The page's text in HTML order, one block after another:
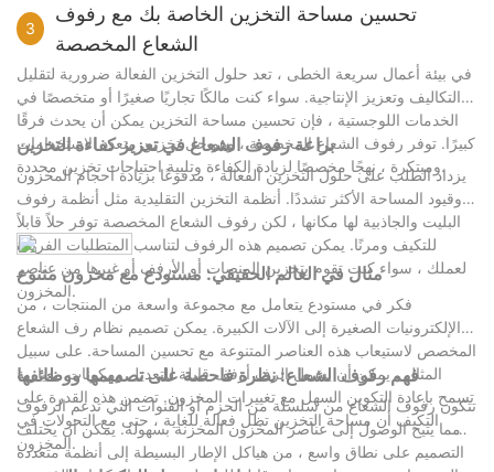
لشركات اللوجستيات التي تفكر في التفكير.
يمكن أن يؤدي دمج رفوف مكوك البليت في عمليات المستودع إلى تحويل
الطريقة التي تدير بها التخزين ، مما يؤدي إلى تحسينات كبيرة في
استخدام المساحة ، والكفاءة ، والتكاليف التشغيلية الإجمالية. من خلال
زيادة المساحة وتبسيط العمليات ، يمكنك الحصول على ميزة تنافسية
كبيرة.
3
تحسين مساحة التخزين الخاصة بك مع رفوف
الشعاع المخصصة
في بيئة أعمال سريعة الخطى ، تعد حلول التخزين الفعالة ضرورية لتقليل
التكاليف وتعزيز الإنتاجية. سواء كنت مالكًا تجاريًا صغيرًا أو متخصصًا في
الخدمات اللوجستية ، فإن تحسين مساحة التخزين يمكن أن يحدث فرقًا
كبيرًا. توفر رفوف الشعاع المخصصة ، وهو حل تخزين متعدد الاستخدامات
ومبتكرة ، نهجًا مخصصًا لزيادة الكفاءة وتلبية احتياجات تخزين محددة.
براعة رفوف الشعاع في تعزيز كفاءة التخزين
يزداد الطلب على حلول التخزين الفعالة ، مدفوعًا بزيادة أحجام المخزون
وقيود المساحة الأكثر تشددًا. أنظمة التخزين التقليدية مثل أنظمة رفوف
البليت والجاذبية لها مكانها ، لكن رفوف الشعاع المخصصة توفر حلاً قابلاً
للتكيف ومرنًا. يمكن تصميم هذه الرفوف لتناسب المتطلبات الفريدة
لعملك ، سواء كنت تقوم بتخزين المنصات أو الأرفف أو غيرها من عناصر
المخزون.
مثال في العالم الحقيقي: مستودع مع مخزون متنوع
فكر في مستودع يتعامل مع مجموعة واسعة من المنتجات ، من
الإلكترونيات الصغيرة إلى الآلات الكبيرة. يمكن تصميم نظام رف الشعاع
المخصص لاستيعاب هذه العناصر المتنوعة مع تحسين المساحة. على سبيل
المثال ، يمكن أن يشمل الرف أرفف قابلة للتعديل ومكونات معيارية
تسمح بإعادة التكوين السهل مع تغييرات المخزون. تضمن هذه القدرة على
التكيف أن مساحة التخزين تظل فعالة للغاية ، حتى مع التحولات في
المخزون.
فهم رفوف الشعاع: نظرة فاحصة على تصميمها ووظائفها
تتكون رفوف الشعاع من سلسلة من الحزم أو القنوات التي تدعم الرفوف
، مما يتيح الوصول إلى عناصر المخزون المخزنة بسهولة. يمكن أن يختلف
التصميم على نطاق واسع ، من هياكل الإطار البسيطة إلى أنظمة متعددة